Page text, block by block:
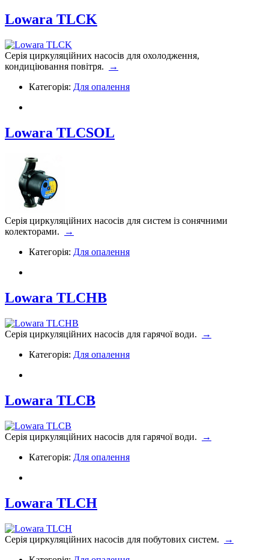
Lowara TLCK
Серія циркуляційних насосів для охолодження,
кондиціювання повітря.
→
Категорія: Для опалення
Lowara TLCSOL
Серія циркуляційних насосів для систем із сонячними
колекторами.
→
Категорія: Для опалення
Lowara TLCHB
Серія циркуляційних насосів для гарячої води.
→
Категорія: Для опалення
Lowara TLCB
Серія циркуляційних насосів для гарячої води.
→
Категорія: Для опалення
Lowara TLCH
Серія циркуляційних насосів для побутових систем.
→